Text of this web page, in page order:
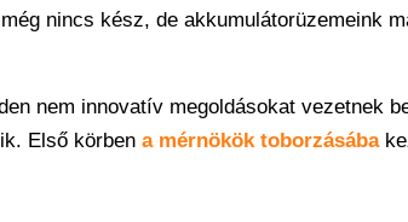
nincs kész, de akkumulátorüzemeink
nem innovatív megoldásokat vezetnek
Első körben a mérnökök toborzásába